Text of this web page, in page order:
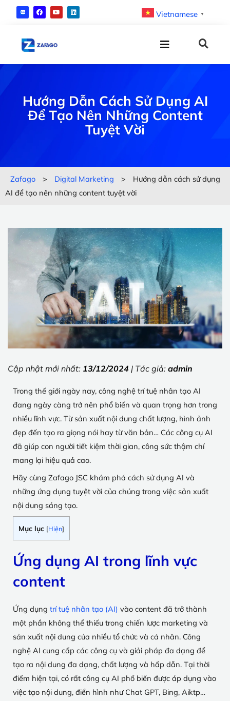
Vietnamese ▼
Hướng Dẫn Cách Sử Dụng AI
Để Tạo Nên Những Content
Tuyệt Vời
Zafago > Digital Marketing >
Hướng dẫn cách sử dụng
AI để tạo nên những content tuyệt vời
Cập nhật mới nhất: 13/12/2024 | Tác giả: admin
Trong thế giới ngày nay, công nghệ trí tuệ nhân tạo AI
đang ngày càng trở nên phổ biến và quan trọng hơn trong
nhiều lĩnh vực. Từ sản xuất nội dung chất lượng, hình ảnh
đẹp đến tạo ra giọng nói hay từ văn bản… Các công cụ AI
đã giúp con người tiết kiệm thời gian, công sức thậm chí
mang lại hiệu quả cao.
Hãy cùng Zafago JSC khám phá cách sử dụng AI và
những ứng dụng tuyệt vời của chúng trong việc sản xuất
nội dung sáng tạo.
Mục lục [Hiện]
Ứng dụng AI trong lĩnh vực
content
Ứng dụng trí tuệ nhân tạo (AI) vào content đã trở thành
một phần không thể thiếu trong chiến lược marketing và
sản xuất nội dung của nhiều tổ chức và cá nhân. Công
nghệ AI cung cấp các công cụ và giải pháp đa dạng để
tạo ra nội dung đa dạng, chất lượng và hấp dẫn. Tại thời
điểm hiện tại, có rất công cụ AI phổ biến được áp dụng vào
việc tạo nội dung, điển hình như Chat GPT, Bing, Aiktp…